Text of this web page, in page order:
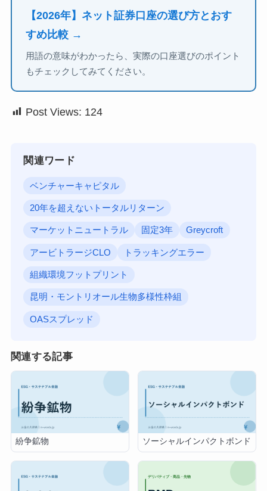
【2026年】ネット証券口座の選び方とおす
すめ比較 →
用語の意味がわかったら、実際の口座選びのポイント
もチェックしてみてください。
Post Views: 124
関連ワード
ベンチャーキャピタル
20年を超えないトータルリターン
マーケットニュートラル 固定3年 Greycroft
アービトラージCLO トラッキングエラー
組織環境フットプリント
昆明・モントリオール生物多様性枠組
OASスプレッド
関連する記事
紛争鉱物 ソーシャルインパクトボンド